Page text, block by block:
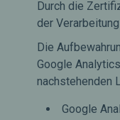
Durch die
der
Die
Google
nachstehenden
Google